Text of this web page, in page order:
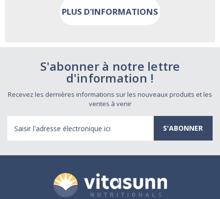
PLUS D'INFORMATIONS
S'abonner à notre lettre
d'information !
Recevez les dernières informations sur les nouveaux produits et les
ventes à venir
électronique